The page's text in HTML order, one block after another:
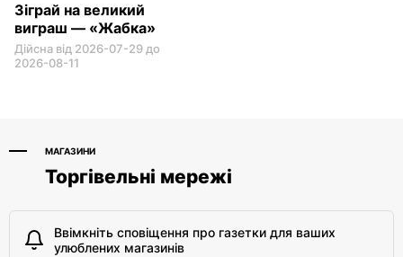
Зіграй на великий
виграш — «Жабка»
Дійсна від 2026-07-29 до
2026-08-11
МАГАЗИНИ
Торгівельні мережі
Ввімкніть сповіщення про газетки для ваших
улюблених магазинів